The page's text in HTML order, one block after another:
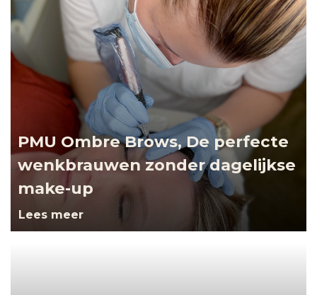
PMU Ombre Brows, De perfecte
wenkbrauwen zonder dagelijkse
make-up
Lees meer